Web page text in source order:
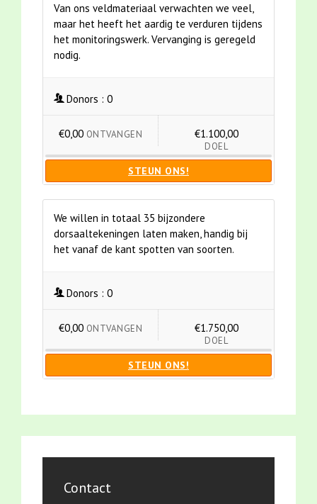
Van ons veldmateriaal verwachten we veel,
maar het heeft het aardig te verduren tijdens
het monitoringswerk. Vervanging is geregeld
nodig.
Donors : 0
€0,00 ONTVANGEN €1.100,00
DOEL
STEUN ONS!
We willen in totaal 35 bijzondere
dorsaaltekeningen laten maken, handig bij
het vanaf de kant spotten van soorten.
Donors : 0
€0,00 ONTVANGEN €1.750,00
DOEL
STEUN ONS!
Contact